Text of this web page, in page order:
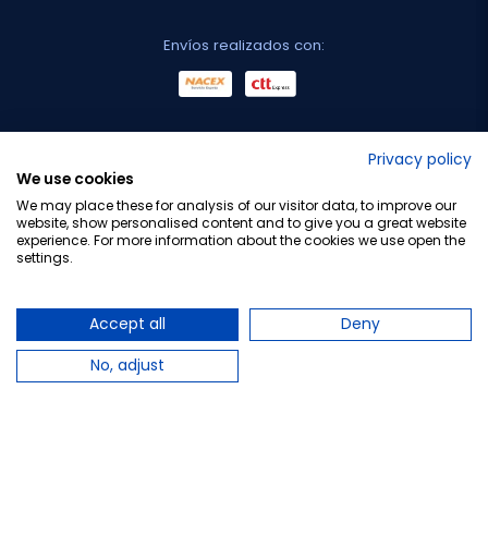
Envíos realizados con:
Privacy policy
We use cookies
We may place these for analysis of our visitor data, to improve our
website, show personalised content and to give you a great website
experience. For more information about the cookies we use open the
settings.
Accept all
Deny
No, adjust